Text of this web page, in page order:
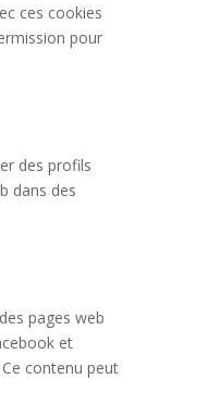
ces cookies
pour
des profils
dans des
pages web
et
contenu peut